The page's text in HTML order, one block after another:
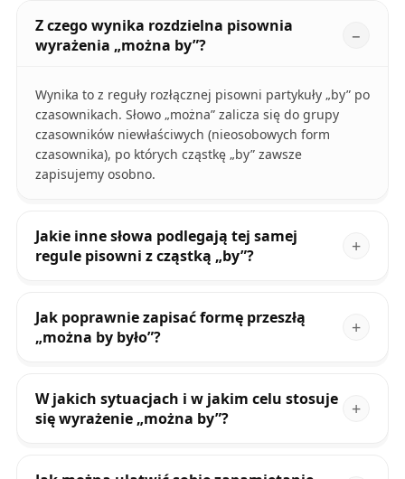
Z czego wynika rozdzielna pisownia
wyrażenia „można by”?
Wynika to z reguły rozłącznej pisowni partykuły „by” po
czasownikach. Słowo „można” zalicza się do grupy
czasowników niewłaściwych (nieosobowych form
czasownika), po których cząstkę „by” zawsze
zapisujemy osobno.
Jakie inne słowa podlegają tej samej
regule pisowni z cząstką „by”?
Jak poprawnie zapisać formę przeszłą
„można by było”?
W jakich sytuacjach i w jakim celu stosuje
się wyrażenie „można by”?